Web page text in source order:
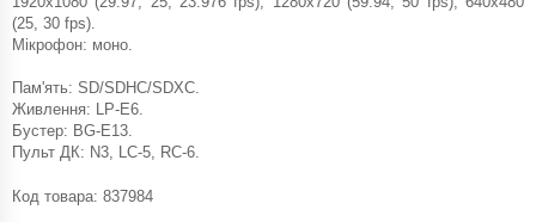
(25, 30 fps).
Мікрофон: моно.
Пам'ять: SD/SDHC/SDXC.
Живлення: LP-E6.
Бустер: BG-E13.
Пульт ДК: N3, LC-5, RC-6.
Код товара: 837984